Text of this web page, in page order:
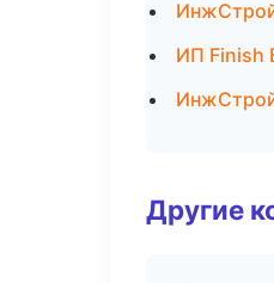
ИП Finish
Другие